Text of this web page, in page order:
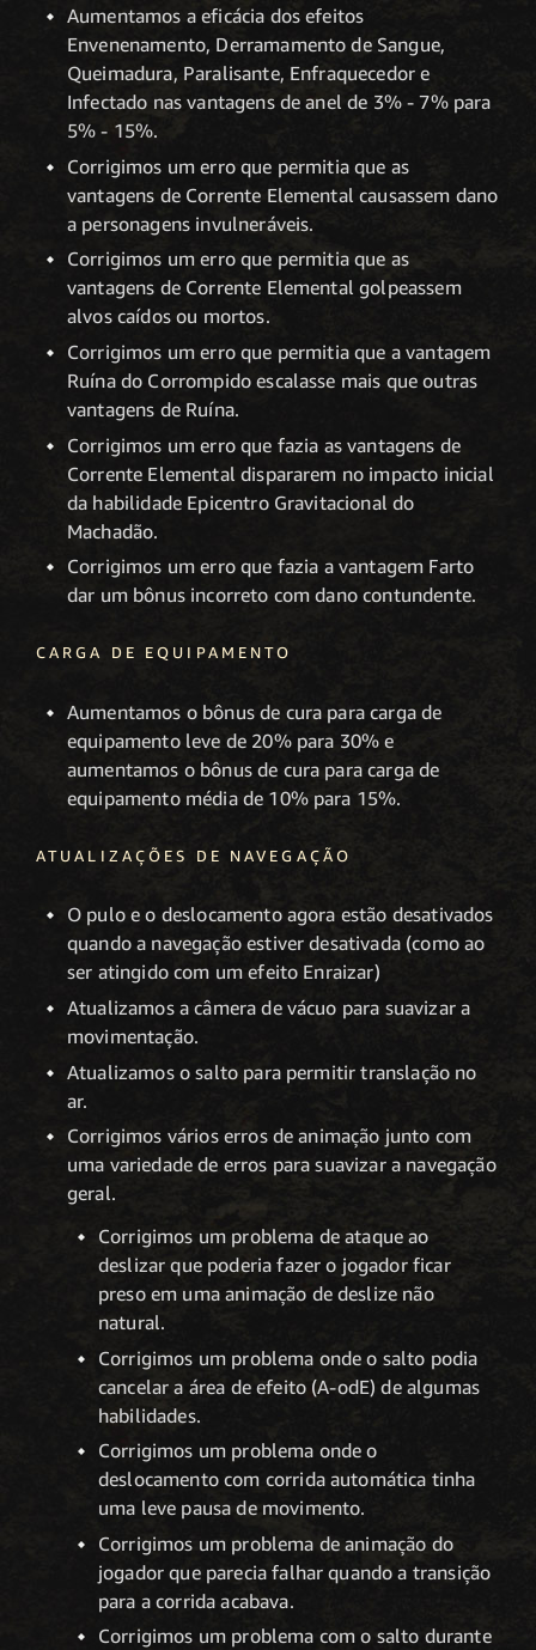
Aumentamos a eficácia dos efeitos
Envenenamento, Derramamento de Sangue,
Queimadura, Paralisante, Enfraquecedor e
Infectado nas vantagens de anel de 3% - 7% para
5% - 15%.
Corrigimos um erro que permitia que as
vantagens de Corrente Elemental causassem dano
a personagens invulneráveis.
Corrigimos um erro que permitia que as
vantagens de Corrente Elemental golpeassem
alvos caídos ou mortos.
Corrigimos um erro que permitia que a vantagem
Ruína do Corrompido escalasse mais que outras
vantagens de Ruína.
Corrigimos um erro que fazia as vantagens de
Corrente Elemental dispararem no impacto inicial
da habilidade Epicentro Gravitacional do
Machadão.
Corrigimos um erro que fazia a vantagem Farto
dar um bônus incorreto com dano contundente.
CARGA DE EQUIPAMENTO
Aumentamos o bônus de cura para carga de
equipamento leve de 20% para 30% e
aumentamos o bônus de cura para carga de
equipamento média de 10% para 15%.
ATUALIZAÇÕES DE NAVEGAÇÃO
O pulo e o deslocamento agora estão desativados
quando a navegação estiver desativada (como ao
ser atingido com um efeito Enraizar)
Atualizamos a câmera de vácuo para suavizar a
movimentação.
Atualizamos o salto para permitir translação no
ar.
Corrigimos vários erros de animação junto com
uma variedade de erros para suavizar a navegação
geral.
Corrigimos um problema de ataque ao
deslizar que poderia fazer o jogador ficar
preso em uma animação de deslize não
natural.
Corrigimos um problema onde o salto podia
cancelar a área de efeito (A-odE) de algumas
habilidades.
Corrigimos um problema onde o
deslocamento com corrida automática tinha
uma leve pausa de movimento.
Corrigimos um problema de animação do
jogador que parecia falhar quando a transição
para a corrida acabava.
Corrigimos um problema com o salto durante